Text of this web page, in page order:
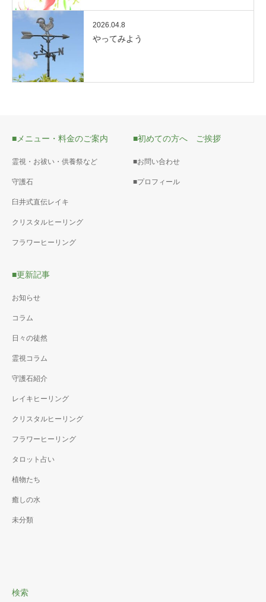
2026.04.8
やってみよう
■メニュー・料金のご案内
霊視・お祓い・供養祭など
守護石
臼井式直伝レイキ
クリスタルヒーリング
フラワーヒーリング
■初めての方へ ご挨拶
■お問い合わせ
■プロフィール
■更新記事
お知らせ
コラム
日々の徒然
霊視コラム
守護石紹介
レイキヒーリング
クリスタルヒーリング
フラワーヒーリング
タロット占い
植物たち
癒しの水
未分類
検索